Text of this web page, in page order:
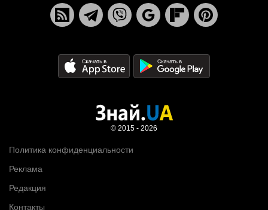
Политика конфиденциальности
Реклама
Редакция
Контакты
© 2015 - 2026